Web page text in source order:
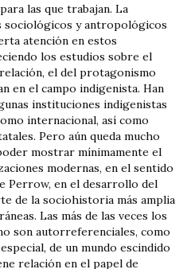
las que trabajan. La
y antropológicos
atención en estos
los estudios sobre el
el del protagonismo
en el campo indigenista. Han
instituciones indigenistas
internacional, así como
Pero aún queda mucho
mostrar mínimamente el
modernas, en el sentido
Perrow, en el desarrollo del
de la sociohistoria más amplia
Las más de las veces los
son autorreferenciales, como
de un mundo escindido
relación en el papel de